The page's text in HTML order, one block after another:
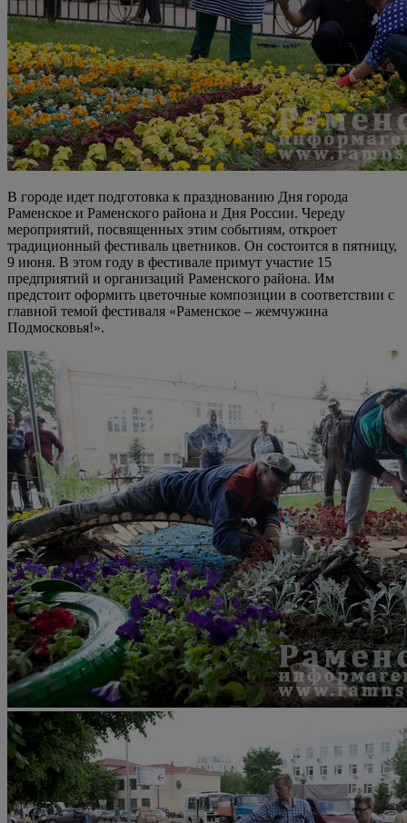
В городе идет подготовка к празднованию Дня города
Раменское и Раменского района и Дня России. Череду
мероприятий, посвященных этим событиям, откроет
традиционный фестиваль цветников. Он состоится в пятницу,
9 июня. В этом году в фестивале примут участие 15
предприятий и организаций Раменского района. Им
предстоит оформить цветочные композиции в соответствии с
главной темой фестиваля «Раменское – жемчужина
Подмосковья!».